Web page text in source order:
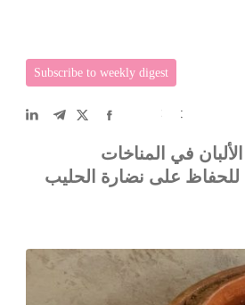
Subscribe to weekly digest
中文
DE عربى
في المناخات
للحفاظ على نضارة الحليب